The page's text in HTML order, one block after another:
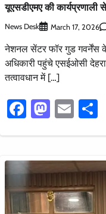
यूएसडीएमए की
News Desk March 17, 2026
नेशनल सेंटर फॉर गुड गवर्नेंस
अधिकारी पहुंचे एसईओसी
तत्वावधान में […]
Facebook